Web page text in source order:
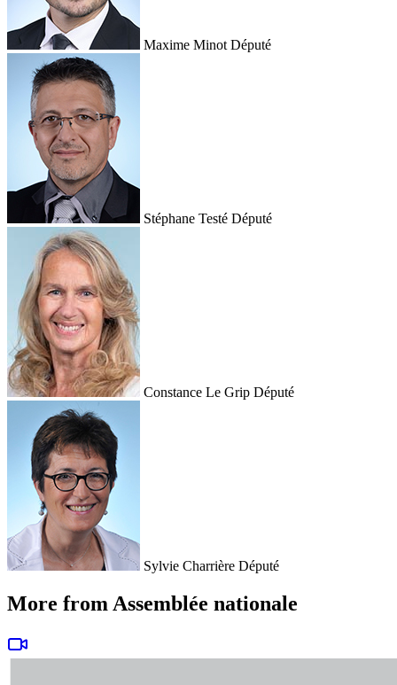
Maxime Minot Député
Stéphane Testé Député
Constance Le Grip Député
Sylvie Charrière Député
More from Assemblée nationale